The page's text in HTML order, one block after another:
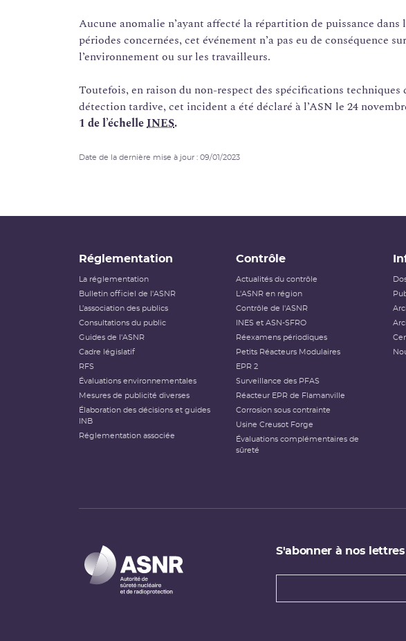
Aucune anomalie n’ayant affecté la répartition de puissance
périodes concernées, cet événement n’a pas eu de conséquence
l’environnement ou sur les travailleurs.
Toutefois, en raison du non-respect des spécifications techniques
détection tardive, cet incident a été déclaré à l’ASN le 24
1 de l’échelleINES.
Date de la dernière mise à jour : 09/01/2023
Réglementation
La réglementation
Bulletin officiel de l'ASNR
L’association des publics
Consultations du public
Guides de l'ASNR
Cadre législatif
RFS
Évaluations environnementales
Mesures de publicité diverses
Élaboration des décisions et guides
INB
Réglementation associée
Contrôle
Actualités du contrôle
L'ASNR en région
Contrôle de l'ASNR
INES et ASN-SFRO
Réexamens périodiques
Petits Réacteurs Modulaires
EPR 2
Surveillance des PFAS
Réacteur EPR de Flamanville
Corrosion sous contrainte
Usine Creusot Forge
Évaluations complémentaires de
sûreté
S'abonner à nos
Types de